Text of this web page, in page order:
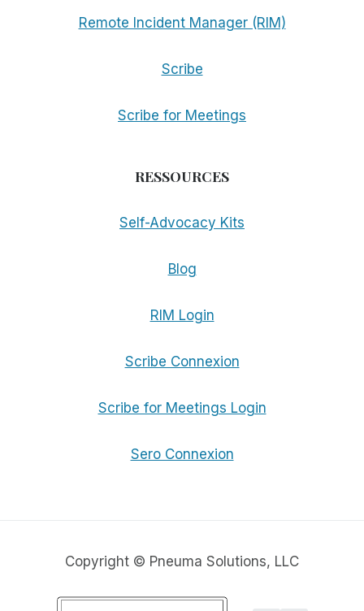
Remote Incident Manager (RIM)
Scribe
Scribe for Meetings
RESSOURCES
Self-Advocacy Kits
Blog
RIM Login
Scribe Connexion
Scribe for Meetings Login
Sero Connexion
Copyright © Pneuma Solutions, LLC